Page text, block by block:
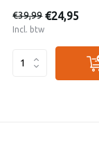
€39,99 €24,95
Incl. btw